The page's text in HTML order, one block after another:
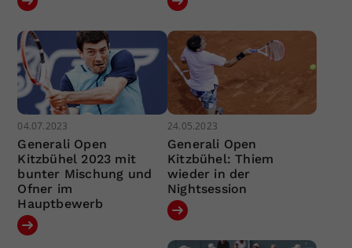
04.07.2023
Generali Open
Kitzbühel 2023 mit
bunter Mischung und
Ofner im
Hauptbewerb
24.05.2023
Generali Open
Kitzbühel: Thiem
wieder in der
Nightsession